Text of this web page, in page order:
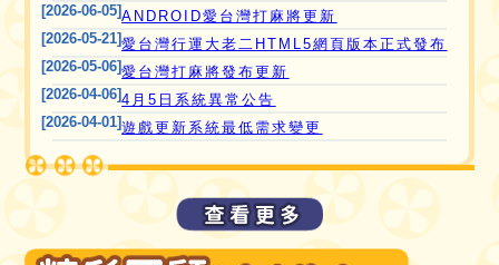
[2026-06-05]ANDROID愛台灣打麻將更新
[2026-05-21]愛台灣行運大老二HTML5網頁版本正式發布
[2026-05-06]愛台灣打麻將發布更新
[2026-04-06]4月5日系統異常公告
[2026-04-01]遊戲更新系統最低需求變更